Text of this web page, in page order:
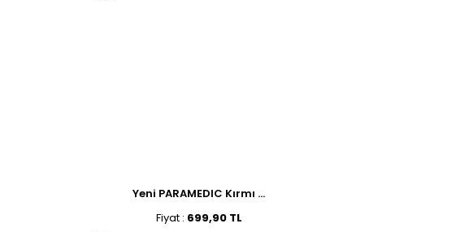
Yeni PARAMEDIC Kırmı ...
Fiyat : 699,90 TL